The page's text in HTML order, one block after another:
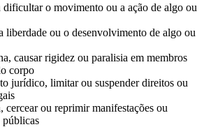
o movimento ou a ação de algo ou
liberdade ou o desenvolvimento de algo ou
causar rigidez ou paralisia em membros
corpo
jurídico, limitar ou suspender direitos ou
cercear ou reprimir manifestações ou
públicas